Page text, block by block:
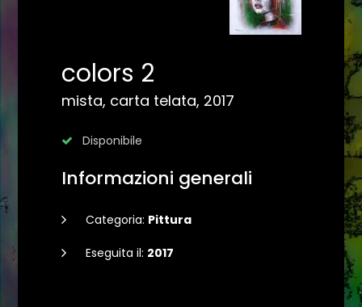
colors 2
mista, carta telata, 2017
Disponibile
Informazioni generali
Categoria: Pittura
Eseguita il: 2017